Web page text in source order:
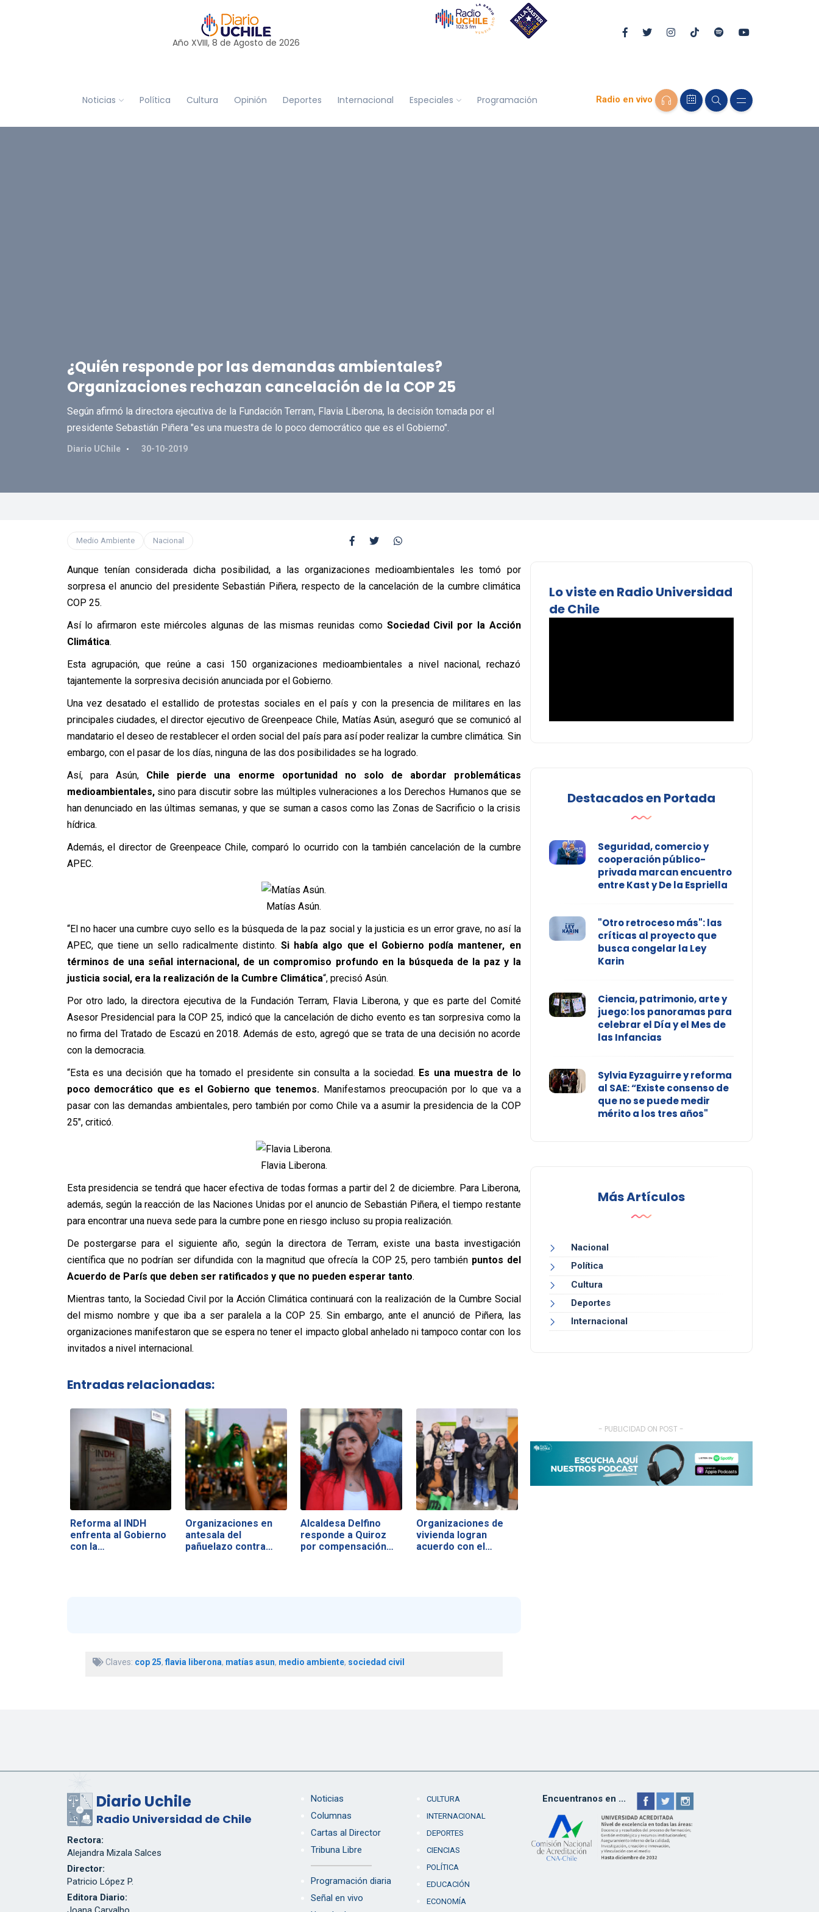
Año XVIII, 8 de Agosto de 2026
Noticias Política Cultura Opinión Deportes Internacional Especiales Programación Radio en vivo
¿Quién responde por las demandas ambientales?
Organizaciones rechazan cancelación de la COP 25
Según afirmó la directora ejecutiva de la Fundación Terram, Flavia Liberona, la decisión tomada por el
presidente Sebastián Piñera "es una muestra de lo poco democrático que es el Gobierno".
Diario UChile 30-10-2019
Medio Ambiente Nacional
Aunque tenían considerada dicha posibilidad, a las organizaciones medioambientales les tomó por
sorpresa el anuncio del presidente Sebastián Piñera, respecto de la cancelación de la cumbre climática
COP 25.
Así lo afirmaron este miércoles algunas de las mismas reunidas como Sociedad Civil por la Acción
Climática.
Esta agrupación, que reúne a casi 150 organizaciones medioambientales a nivel nacional, rechazó
tajantemente la sorpresiva decisión anunciada por el Gobierno.
Una vez desatado el estallido de protestas sociales en el país y con la presencia de militares en las
principales ciudades, el director ejecutivo de Greenpeace Chile, Matías Asún, aseguró que se comunicó al
mandatario el deseo de restablecer el orden social del país para así poder realizar la cumbre climática. Sin
embargo, con el pasar de los días, ninguna de las dos posibilidades se ha logrado.
Así, para Asún, Chile pierde una enorme oportunidad no solo de abordar problemáticas
medioambientales,sino para discutir sobre las múltiples vulneraciones a los Derechos Humanos que se
han denunciado en las últimas semanas, y que se suman a casos como las Zonas de Sacrificio o la crisis
hídrica.
Además, el director de Greenpeace Chile, comparó lo ocurrido con la también cancelación de la cumbre
APEC.
Matías Asún.
“El no hacer una cumbre cuyo sello es la búsqueda de la paz social y la justicia es un error grave, no así la
APEC, que tiene un sello radicalmente distinto. Si había algo que el Gobierno podía mantener, en
términos de una señal internacional, de un compromiso profundo en la búsqueda de la paz y la
justicia social, era la realización de la Cumbre Climática“, precisó Asún.
Por otro lado, la directora ejecutiva de la Fundación Terram, Flavia Liberona, y que es parte del Comité
Asesor Presidencial para la COP 25, indicó que la cancelación de dicho evento es tan sorpresiva como la
no firma del Tratado de Escazú en 2018. Además de esto, agregó que se trata de una decisión no acorde
con la democracia.
“Esta es una decisión que ha tomado el presidente sin consulta a la sociedad. Es una muestra de lo
poco democrático que es el Gobierno que tenemos. Manifestamos preocupación por lo que va a
pasar con las demandas ambientales, pero también por como Chile va a asumir la presidencia de la COP
25″, criticó.
Flavia Liberona.
Esta presidencia se tendrá que hacer efectiva de todas formas a partir del 2 de diciembre. Para Liberona,
además, según la reacción de las Naciones Unidas por el anuncio de Sebastián Piñera, el tiempo restante
para encontrar una nueva sede para la cumbre pone en riesgo incluso su propia realización.
De postergarse para el siguiente año, según la directora de Terram, existe una basta investigación
científica que no podrían ser difundida con la magnitud que ofrecía la COP 25, pero también puntos del
Acuerdo de París que deben ser ratificados y que no pueden esperar tanto.
Mientras tanto, la Sociedad Civil por la Acción Climática continuará con la realización de la Cumbre Social
del mismo nombre y que iba a ser paralela a la COP 25. Sin embargo, ante el anunció de Piñera, las
organizaciones manifestaron que se espera no tener el impacto global anhelado ni tampoco contar con los
invitados a nivel internacional.
Entradas relacionadas:
Reforma al INDH
enfrenta al Gobierno
con la…
Organizaciones en
antesala del
pañuelazo contra…
Alcaldesa Delfino
responde a Quiroz
por compensación…
Organizaciones de
vivienda logran
acuerdo con el…
Claves: cop 25,flavia liberona, matías asun, medio ambiente, sociedad civil
Lo viste en Radio Universidad
de Chile
Destacados en Portada
Seguridad, comercio y
cooperación público-
privada marcan encuentro
entre Kast y De la Espriella
"Otro retroceso más": las
críticas al proyecto que
busca congelar la Ley
Karin
Ciencia, patrimonio, arte y
juego: los panoramas para
celebrar el Día y el Mes de
las Infancias
Sylvia Eyzaguirre y reforma
al SAE: “Existe consenso de
que no se puede medir
mérito a los tres años"
Más Artículos
Nacional
Política
Cultura
Deportes
Internacional
- PUBLICIDAD ON POST -
Diario Uchile
Radio Universidad de Chile
Rectora:
Alejandra Mizala Salces
Director:
Patricio López P.
Editora Diario:
Noticias
Columnas
Cartas al Director
Tribuna Libre
Programación diaria
Señal en vivo
CULTURA
INTERNACIONAL
DEPORTES
CIENCIAS
POLÍTICA
EDUCACIÓN
ECONOMÍA
Encuentranos en ...